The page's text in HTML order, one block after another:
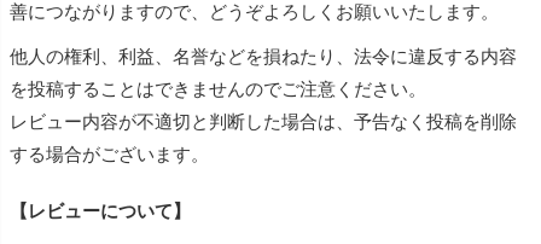
善につながりますので、どうぞよろしくお願いいたします。
他人の権利、利益、名誉などを損ねたり、法令に違反する内容
を投稿することはできませんのでご注意ください。
レビュー内容が不適切と判断した場合は、予告なく投稿を削除
する場合がございます。
【レビューについて】